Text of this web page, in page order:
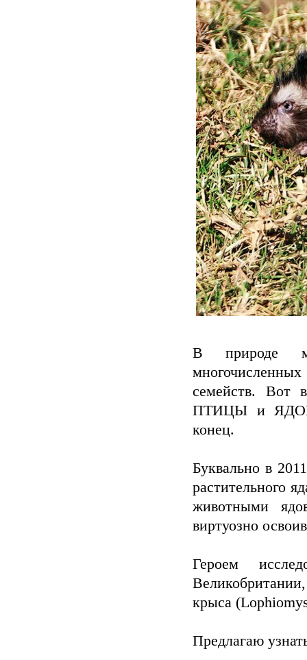
В природе
семейств. Вот
ПТИЦЫ и
конец.
Буквально в
растительного
животными
виртуозно
Героем
крыса
Предлагаю